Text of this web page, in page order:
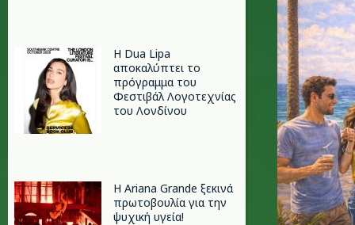
Η Dua Lipa
αποκαλύπτει το
πρόγραμμα του
Φεστιβάλ Λογοτεχνίας
του Λονδίνου
Η Ariana Grande ξεκινά
πρωτοβουλία για την
ψυχική υγεία!